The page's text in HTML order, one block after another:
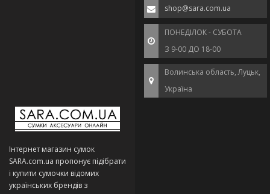
shop@sara.com.ua
ПОНЕДІЛОК - СУБОТА
З 9-00 ДО 18-00
Волинська область, Луцьк,
Україна
Інтернет магазин сумок
SARA.com.ua пропонує підібрати
і купити сумочки відомих
українських брендів з